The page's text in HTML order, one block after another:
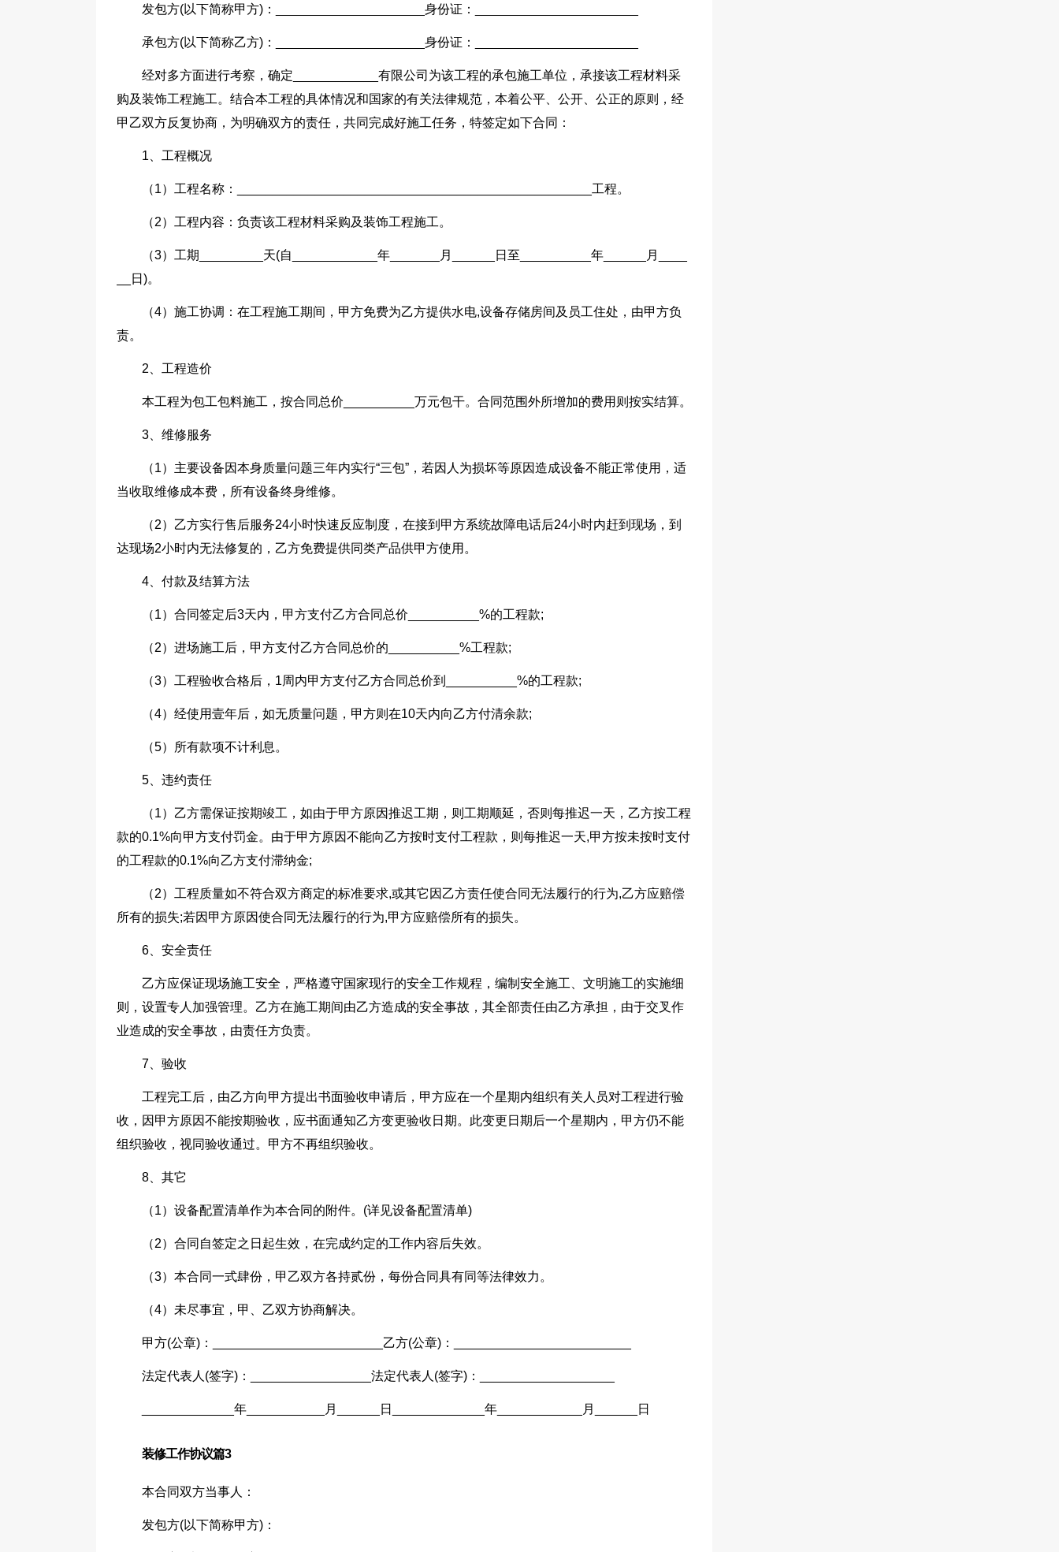
发包方(以下简称甲方)：_____________________身份证：_______________________
承包方(以下简称乙方)：_____________________身份证：_______________________
经对多方面进行考察，确定____________有限公司为该工程的承包施工单位，承接该工程材料采
购及装饰工程施工。结合本工程的具体情况和国家的有关法律规范，本着公平、公开、公正的原则，经
甲乙双方反复协商，为明确双方的责任，共同完成好施工任务，特签定如下合同：
1、工程概况
（1）工程名称：__________________________________________________工程。
（2）工程内容：负责该工程材料采购及装饰工程施工。
（3）工期_________天(自____________年_______月______日至__________年______月____
__日)。
（4）施工协调：在工程施工期间，甲方免费为乙方提供水电,设备存储房间及员工住处，由甲方负
责。
2、工程造价
本工程为包工包料施工，按合同总价__________万元包干。合同范围外所增加的费用则按实结算。
3、维修服务
（1）主要设备因本身质量问题三年内实行“三包”，若因人为损坏等原因造成设备不能正常使用，适
当收取维修成本费，所有设备终身维修。
（2）乙方实行售后服务24小时快速反应制度，在接到甲方系统故障电话后24小时内赶到现场，到
达现场2小时内无法修复的，乙方免费提供同类产品供甲方使用。
4、付款及结算方法
（1）合同签定后3天内，甲方支付乙方合同总价__________%的工程款;
（2）进场施工后，甲方支付乙方合同总价的__________%工程款;
（3）工程验收合格后，1周内甲方支付乙方合同总价到__________%的工程款;
（4）经使用壹年后，如无质量问题，甲方则在10天内向乙方付清余款;
（5）所有款项不计利息。
5、违约责任
（1）乙方需保证按期竣工，如由于甲方原因推迟工期，则工期顺延，否则每推迟一天，乙方按工程
款的0.1%向甲方支付罚金。由于甲方原因不能向乙方按时支付工程款，则每推迟一天,甲方按未按时支付
的工程款的0.1%向乙方支付滞纳金;
（2）工程质量如不符合双方商定的标准要求,或其它因乙方责任使合同无法履行的行为,乙方应赔偿
所有的损失;若因甲方原因使合同无法履行的行为,甲方应赔偿所有的损失。
6、安全责任
乙方应保证现场施工安全，严格遵守国家现行的安全工作规程，编制安全施工、文明施工的实施细
则，设置专人加强管理。乙方在施工期间由乙方造成的安全事故，其全部责任由乙方承担，由于交叉作
业造成的安全事故，由责任方负责。
7、验收
工程完工后，由乙方向甲方提出书面验收申请后，甲方应在一个星期内组织有关人员对工程进行验
收，因甲方原因不能按期验收，应书面通知乙方变更验收日期。此变更日期后一个星期内，甲方仍不能
组织验收，视同验收通过。甲方不再组织验收。
8、其它
（1）设备配置清单作为本合同的附件。(详见设备配置清单)
（2）合同自签定之日起生效，在完成约定的工作内容后失效。
（3）本合同一式肆份，甲乙双方各持贰份，每份合同具有同等法律效力。
（4）未尽事宜，甲、乙双方协商解决。
甲方(公章)：________________________乙方(公章)：_________________________
法定代表人(签字)：_________________法定代表人(签字)：___________________
_____________年___________月______日_____________年____________月______日
装修工作协议篇3
本合同双方当事人：
发包方(以下简称甲方)：